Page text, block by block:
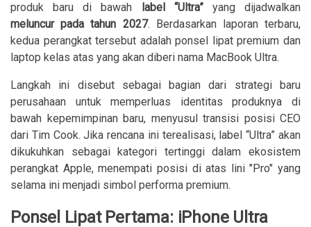
produk baru di bawah
label “Ultra”yang dijadwalkan
meluncur pada tahun 2027. Berdasarkan laporan terbaru,
kedua perangkat tersebut adalah ponsel lipat premium dan
laptop kelas atas yang akan diberi nama MacBook Ultra.
Langkah ini disebut sebagai bagian dari strategi baru
perusahaan untuk memperluas identitas produknya di
bawah kepemimpinan baru, menyusul transisi posisi CEO
dari Tim Cook. Jika rencana ini terealisasi, label “Ultra” akan
dikukuhkan sebagai kategori tertinggi dalam ekosistem
perangkat Apple, menempati posisi di atas lini "Pro" yang
selama ini menjadi simbol performa premium.
Ponsel Lipat Pertama: iPhone Ultra